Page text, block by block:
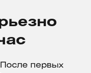
первых